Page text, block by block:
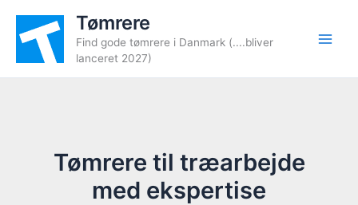
indholdet
Tømrere
Find gode tømrere i Danmark (....bliver
lanceret 2027)
Tømrere til træarbejde
med ekspertise